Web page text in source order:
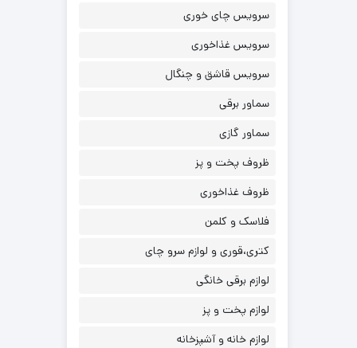
سرویس چای خوری
سرویس غذاخوری
سرویس قاشق و چنگال
سماور برقی
سماور گازی
ظروف پخت و پز
ظروف غذاخوری
فلاسک و کلمن
کتری،قوری و لوازم سرو چای
لوازم برقی خانگی
لوازم پخت و پز
لوازم خانه و آشپزخانه